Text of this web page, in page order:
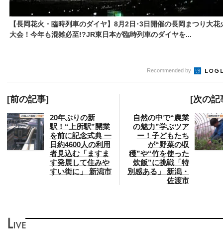
【長岡花火・臨時列車のダイヤ】8月2日･3日開催の長岡まつり大花
大会！今年も混雑必至!?JR東日本が臨時列車のダイヤを...
Recommended by
[前の記事]
20年ぶりの新
駅！“上所駅”開業
を前に記念式典 一
日約4600人の利用
者見込む「ますま
す発展して住みや
すい街に」 新潟市
[次の記
自然の中で“農業
の魅力”学ぶツア
ー！子どもたち
が“野菜の収
穫”や“竹を使った
炊飯”に挑戦「特
別感ある」 新潟・
佐渡市